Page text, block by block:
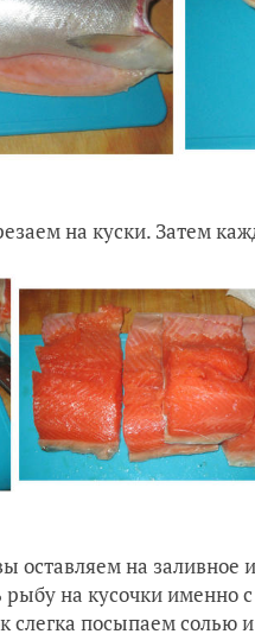
на куски. Затем
оставляем на
рыбу на кусочки именно
слегка посыпаем солью